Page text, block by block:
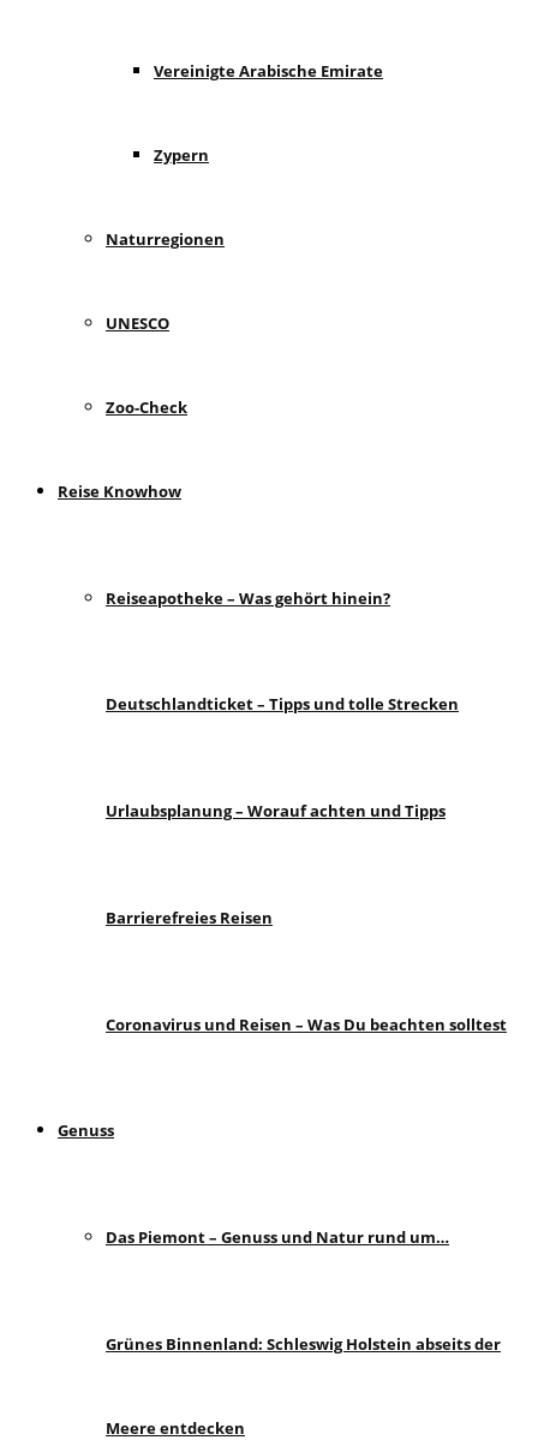
Vereinigte Arabische Emirate
Zypern
Naturregionen
UNESCO
Zoo-Check
Reise Knowhow
Reiseapotheke – Was gehört hinein?
Deutschlandticket – Tipps und tolle Strecken
Urlaubsplanung – Worauf achten und Tipps
Barrierefreies Reisen
Coronavirus und Reisen – Was Du beachten solltest
Genuss
Das Piemont – Genuss und Natur rund um…
Grünes Binnenland: Schleswig Holstein abseits der
Meere entdecken